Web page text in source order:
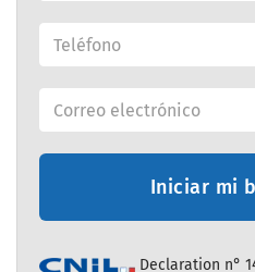
Iniciar mi
Declaration n°